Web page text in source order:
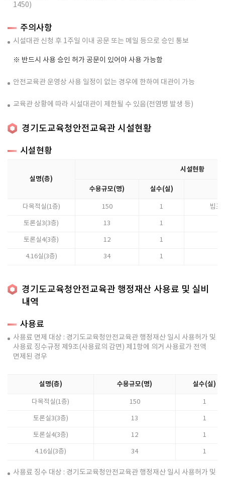
1450)
주의사항
시설대관 신청 후 1주일 이내 공문 또는 메일 등으로 승인 통보
※ 반드시 사용 승인 허가 공문이 있어야 사용 가능함
안전교육관 운영상 사용 일정이 없는 경우에 한하여 대관이 가능
교육관 상황에 따라 시설대관이 제한될 수 있음(전염병 발생 등)
경기도교육청안전교육관 시설현황
시설현황
실명(층)
시설현황
수용규모(명) 실수(실)
다목적실(1층) 150 1 빔프
토론실3(3층) 13 1
토론실4(3층) 12 1
4.16실(3층) 34 1
경기도교육청안전교육관 행정재산 사용료 및 실비
내역
사용료
사용료 면제 대상 : 경기도교육청안전교육관 행정재산 일시 사용허가 및
사용료 징수규정 제9조(사용료의 감면) 제1항에 의거 사용료가 전액
면제된 경우
실명(층) 수용규모(명) 실수(실)
다목적실(1층) 150 1
토론실3(3층) 13 1
토론실4(3층) 12 1
4.16실(3층) 34 1
사용료 징수 대상 : 경기도교육청안전교육관 행정재산 일시 사용허가 및